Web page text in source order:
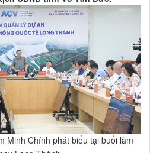
Minh Chính phát biểu tại buổi làm